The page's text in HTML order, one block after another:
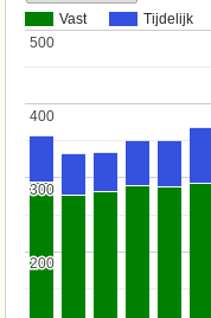
Vast Tijdelijk
200
200
300
300
400
400
500
500